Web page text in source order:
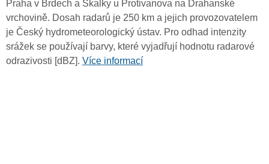
Praha v Brdech a Skalky u Protivanova na Drahanské
vrchovině. Dosah radarů je 250 km a jejich provozovatelem
je Český hydrometeorologický ústav. Pro odhad intenzity
srážek se používají barvy, které vyjadřují hodnotu radarové
odrazivosti [dBZ]. Více informací